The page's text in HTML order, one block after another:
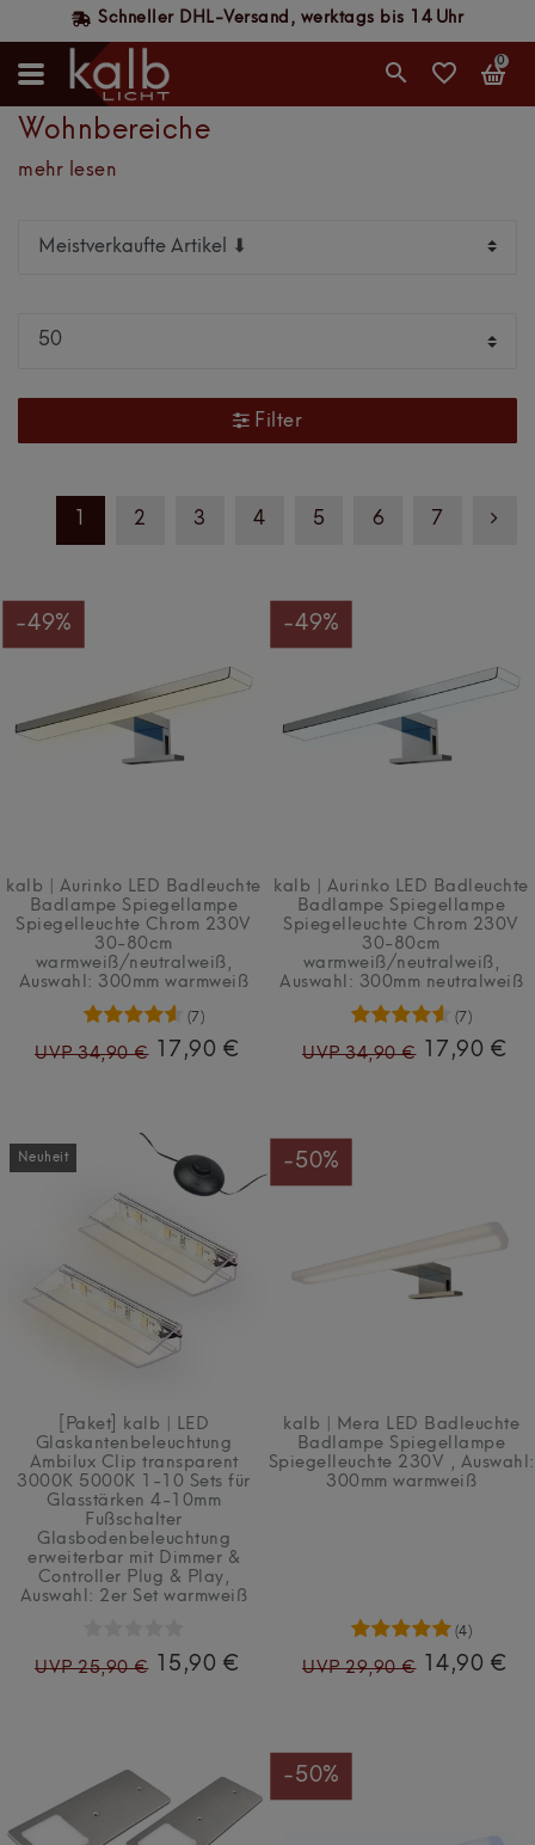
Schneller DHL-Versand, werktags bis 14 Uhr
0
Wohnbereiche
mehr lesen
Filter
1 2 3 4 5 6 7
-49%
kalb | Aurinko LED Badleuchte
Badlampe Spiegellampe
Spiegelleuchte Chrom 230V
30-80cm
warmweiß/neutralweiß
Auswahl: 300mm warmweiß
(7)
UVP 34,90 € 17,90 €
-49%
kalb | Aurinko LED Badleuchte
Badlampe Spiegellampe
Spiegelleuchte Chrom 230V
30-80cm
warmweiß/neutralweiß
Auswahl: 300mm neutralweiß
(7)
UVP 34,90 € 17,90 €
Neuheit
[Paket] kalb | LED
Glaskantenbeleuchtung
Ambilux Clip transparent
3000K 5000K 1-10 Sets für
Glasstärken 4-10mm
Fußschalter
Glasbodenbeleuchtung
erweiterbar mit Dimmer &
Controller Plug & Play
Auswahl: 2er Set warmweiß
UVP 25,90 € 15,90 €
-50%
kalb | Mera LED Badleuchte
Badlampe Spiegellampe
Spiegelleuchte 230V
, Auswahl:
300mm warmweiß
(4)
UVP 29,90 € 14,90 €
-50%